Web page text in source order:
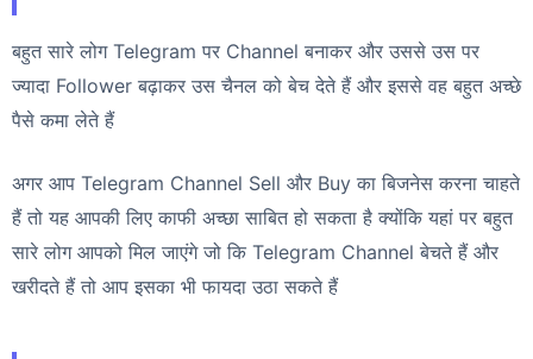
बहुत सारे लोग Telegram पर Channel बनाकर और उससे उस पर
ज्यादा Follower बढ़ाकर उस चैनल को बेच देते हैं और इससे वह बहुत अच्छे
पैसे कमा लेते हैं
अगर आप Telegram Channel Sell और Buy का बिजनेस करना चाहते
हैं तो यह आपकी लिए काफी अच्छा साबित हो सकता है क्योंकि यहां पर बहुत
सारे लोग आपको मिल जाएंगे जो कि Telegram Channel बेचते हैं और
खरीदते हैं तो आप इसका भी फायदा उठा सकते हैं